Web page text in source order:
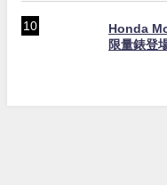
Honda
限量錶登